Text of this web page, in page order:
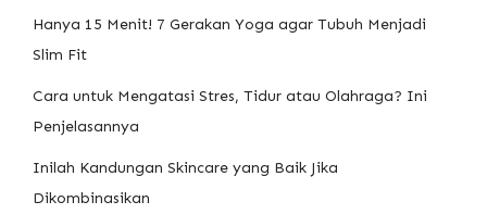
Hanya 15 Menit! 7 Gerakan Yoga agar Tubuh Menjadi
Slim Fit
Cara untuk Mengatasi Stres, Tidur atau Olahraga? Ini
Penjelasannya
Inilah Kandungan Skincare yang Baik Jika
Dikombinasikan